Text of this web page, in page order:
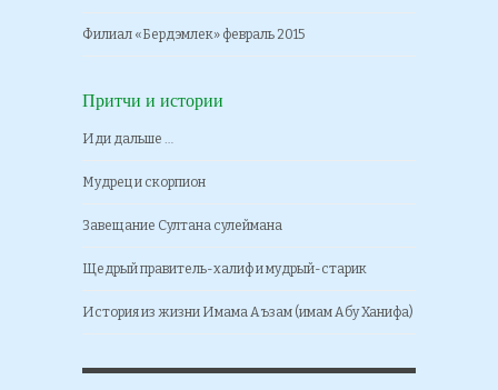
Филиал «Бердэмлек» февраль 2015
Притчи и истории
Иди дальше …
Мудрец и скорпион
Завещание Султана сулеймана
Щедрый правитель-халиф и мудрый-старик
История из жизни Имама Аъзам (имам Абу Ханифа)